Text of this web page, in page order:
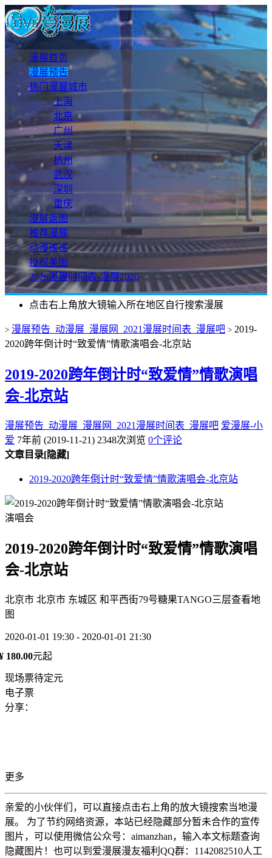
漫展首页
漫展预告
热门漫展城市
上海
北京
广州
天津
杭州
武汉
深圳
重庆
漫展返图
推荐漫展
动漫速递
授权美图
2026漫展时间表-漫展2026
点击右上角放大镜输入所在地区自行搜索漫展
> 漫展预告_动漫展_漫展网_2021漫展时间表_漫展吧 > 2019-
2020跨年倒计时“致爱情”情歌演唱会-北京站
2019-2020跨年倒计时“致爱情”情歌演唱
会-北京站
漫展预告_动漫展_漫展网_2021漫展时间表_漫展吧 爱漫展-小
爱 7年前 (2019-11-21) 2348次浏览 0个评论
文章目录[隐藏]
2019-2020跨年倒计时“致爱情”情歌演唱会-北京站
演唱会
2019-2020跨年倒计时“致爱情”情歌演唱
会-北京站
北京市 北京市 东城区 和平西街79号糖果TANGO三层查看地
图
2020-01-01 19:30 - 2020-01-01 21:30
180.00元起
现场票待定元
电子票
分享：
更多
亲爱的小伙伴们，可以直接点击右上角的放大镜搜索当地漫
展。 为了节约网络资源，本站已经隐藏部分暂未合作的宣传
图片，可以使用微信公众号：aimanzhan，输入本文标题查询
隐藏图片！也可以到爱漫展漫友福利QQ群：1142082510人工